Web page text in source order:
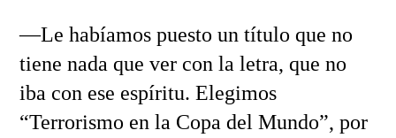
—Le habíamos puesto un título que no
tiene nada que ver con la letra, que no
iba con ese espíritu. Elegimos
“Terrorismo en la Copa del Mundo”, por